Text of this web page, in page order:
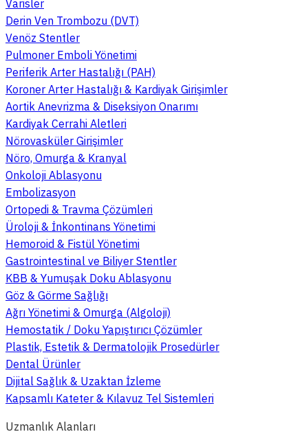
Varisler
Derin Ven Trombozu (DVT)
Venöz Stentler
Pulmoner Emboli Yönetimi
Periferik Arter Hastalığı (PAH)
Koroner Arter Hastalığı & Kardiyak Girişimler
Aortik Anevrizma & Diseksiyon Onarımı
Kardiyak Cerrahi Aletleri
Nörovasküler Girişimler
Nöro, Omurga & Kranyal
Onkoloji Ablasyonu
Embolizasyon
Ortopedi & Travma Çözümleri
Üroloji & İnkontinans Yönetimi
Hemoroid & Fistül Yönetimi
Gastrointestinal ve Biliyer Stentler
KBB & Yumuşak Doku Ablasyonu
Göz & Görme Sağlığı
Ağrı Yönetimi & Omurga (Algoloji)
Hemostatik / Doku Yapıştırıcı Çözümler
Plastik, Estetik & Dermatolojik Prosedürler
Dental Ürünler
Dijital Sağlık & Uzaktan İzleme
Kapsamlı Kateter & Kılavuz Tel Sistemleri
Uzmanlık Alanları